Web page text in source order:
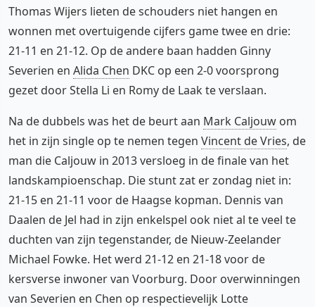
Thomas Wijers lieten de schouders niet hangen en
wonnen met overtuigende cijfers game twee en drie:
21-11 en 21-12. Op de andere baan hadden Ginny
Severien en Alida Chen DKC op een 2-0 voorsprong
gezet door Stella Li en Romy de Laak te verslaan.
Na de dubbels was het de beurt aan Mark Caljouw om
het in zijn single op te nemen tegen Vincent de Vries, de
man die Caljouw in 2013 versloeg in de finale van het
landskampioenschap. Die stunt zat er zondag niet in:
21-15 en 21-11 voor de Haagse kopman. Dennis van
Daalen de Jel had in zijn enkelspel ook niet al te veel te
duchten van zijn tegenstander, de Nieuw-Zeelander
Michael Fowke. Het werd 21-12 en 21-18 voor de
kersverse inwoner van Voorburg. Door overwinningen
van Severien en Chen op respectievelijk Lotte